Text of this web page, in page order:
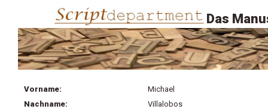
Das
Vorname:
Michael
Nachname:
Villalobos